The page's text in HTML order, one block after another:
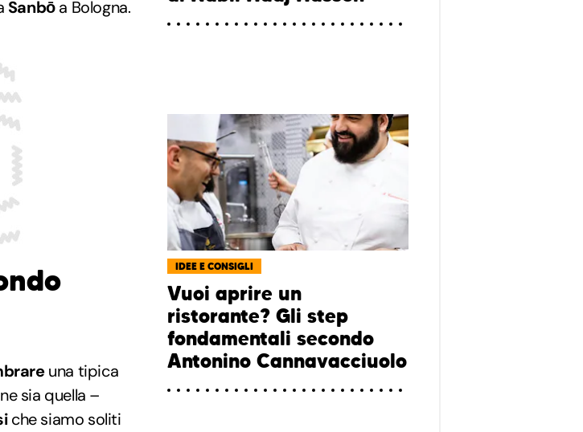
Sanbōa Bologna.
una tipica
sia quella –
che siamo soliti
IDEE E CONSIGLI
Vuoi aprire un
ristorante? Gli step
fondamentali secondo
Antonino Cannavacciuolo